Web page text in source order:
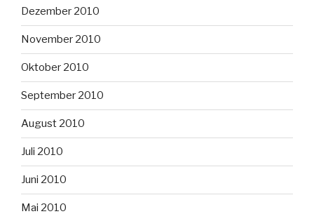
Dezember 2010
November 2010
Oktober 2010
September 2010
August 2010
Juli 2010
Juni 2010
Mai 2010